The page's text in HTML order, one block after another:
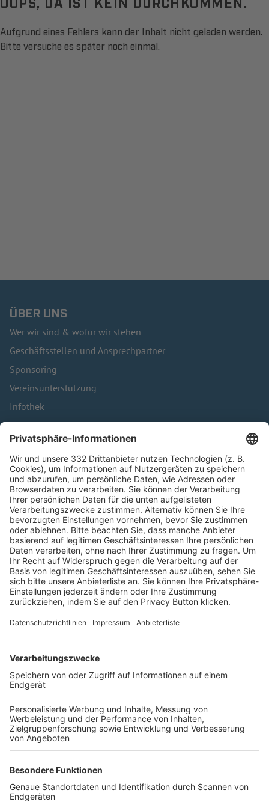
Aufgrund eines Fehlers kann der Inhalt nicht geladen werden.
Bitte versuche es später noch einmal.
ÜBER UNS
Wer wir sind & wofür wir stehen
Geschäftsstellen und Ansprechpartner
Sponsoring
Vereinsunterstützung
Infothek
Kontakt
HÄUFIG BESUCHTE SEITEN
Pässe und Vereinswechsel
Trainerausbildung
Schulungsangebot Vereinsmitarbeiter
BFV-Geschäftsstellen
Trainerbörse
Login SpielPlus
FOLGE DEM BFV
TOP-VEREINE
TOP-PARTNER